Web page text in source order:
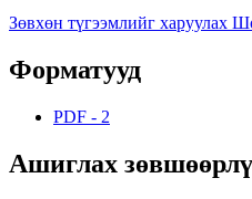
Зөвхөн түгээмлийг харуулах
Форматууд
PDF - 2
Ашиглах